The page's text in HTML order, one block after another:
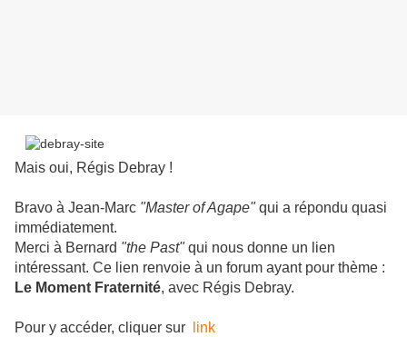
Mais oui, Régis Debray !
Bravo à Jean-Marc "Master of Agape"qui a répondu quasi
immédiatement.
Merci à Bernard "the Past"qui nous donne un lien
intéressant. Ce lien renvoie à un forum ayant pour thème :
Le Moment Fraternité, avec Régis Debray.
Pour y accéder, cliquer sur link